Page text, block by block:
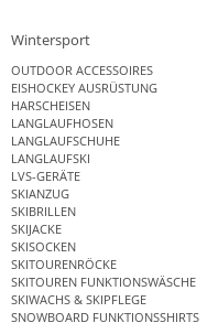
Wintersport
OUTDOOR ACCESSOIRES
EISHOCKEY AUSRÜSTUNG
HARSCHEISEN
LANGLAUFHOSEN
LANGLAUFSCHUHE
LANGLAUFSKI
LVS-GERÄTE
SKIANZUG
SKIBRILLEN
SKIJACKE
SKISOCKEN
SKITOURENRÖCKE
SKITOUREN FUNKTIONSWÄSCHE
SKIWACHS & SKIPFLEGE
SNOWBOARD FUNKTIONSSHIRTS